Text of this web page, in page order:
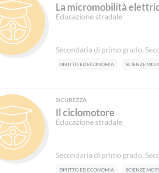
La micromobilità
Educazione stradale
Secondaria di primo grado,
DIRITTO ED ECONOMIA SCIENZE
SICUREZZA
Il ciclomotore
Educazione stradale
Secondaria di primo grado,
DIRITTO ED ECONOMIA SCIENZE